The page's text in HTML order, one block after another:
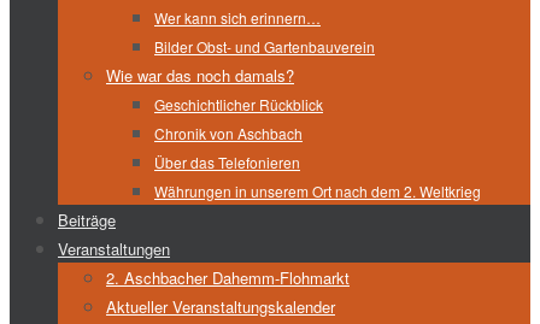
Wer kann sich erinnern…
Bilder Obst- und Gartenbauverein
Wie war das noch damals?
Geschichtlicher Rückblick
Chronik von Aschbach
Über das Telefonieren
Währungen in unserem Ort nach dem 2. Weltkrieg
Beiträge
Veranstaltungen
2. Aschbacher Dahemm-Flohmarkt
Aktueller Veranstaltungskalender